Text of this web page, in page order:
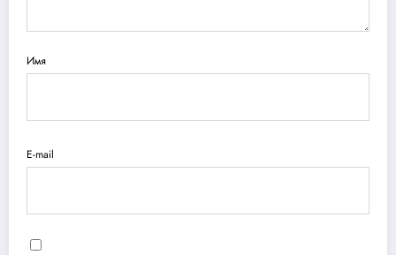
Имя
E-mail